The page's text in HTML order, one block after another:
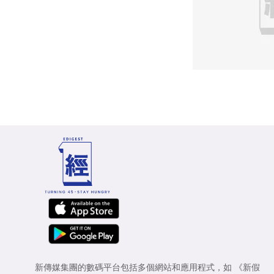
新傳媒集團的數碼平台包括多個網站和應用程式，如 《新假